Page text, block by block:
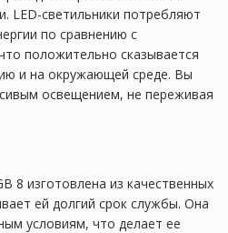
LED-светильники потребляют
по сравнению с
положительно сказывается
и на окружающей среде. Вы
освещением, не переживая
8 изготовлена из качественных
ей долгий срок службы. Она
условиям, что делает ее